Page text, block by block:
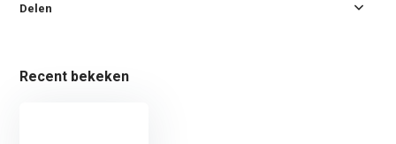
Delen
Recent bekeken